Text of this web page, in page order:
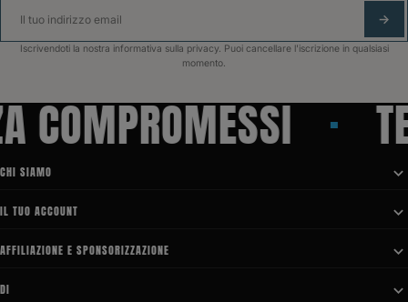
Iscrivendoti la nostra informativa sulla privacy. Puoi cancellare l'iscrizione in qualsiasi
momento.
CHI SIAMO 
IL TUO ACCOUNT 
AFFILIAZIONE E SPONSORIZZAZIONE 
DI 